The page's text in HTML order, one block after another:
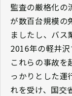
監査の厳格化の
が数百台規模の
ましたし、バス
2016年の軽井沢
これらの事故を
っかりとした運
れを受け、国交